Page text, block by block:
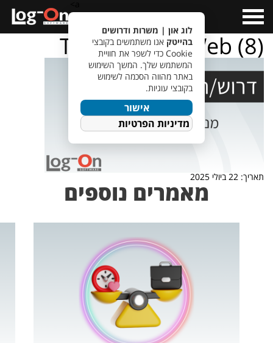
Menu
TempletJobsWeb (8)
תאריך: 22 ביולי 2025
מאמרים נוספים
לוג און | משרות ודרושים
בהייטק אנו משתמשים בקובצי
Cookie כדי לשפר את חוויית
המשתמש שלך. המשך השימוש
באתר מהווה הסכמה לשימוש
בקובצי עוגיות.
אישור
מדיניות הפרטיות